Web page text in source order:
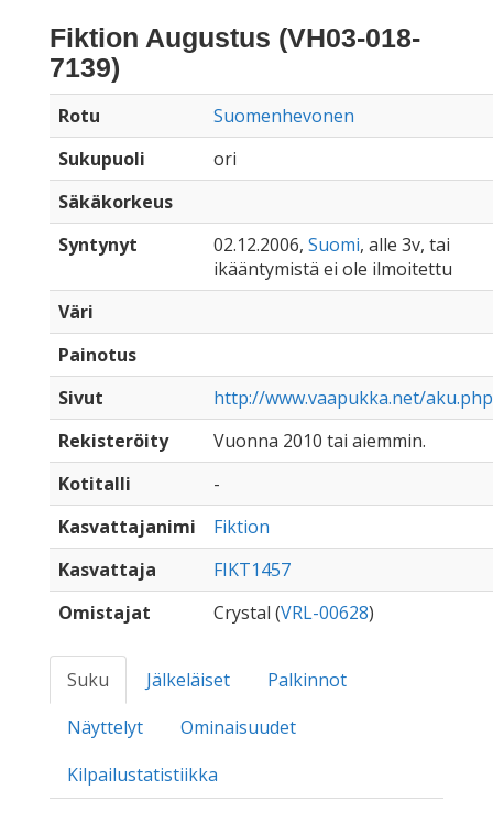
Fiktion Augustus (VH03-018-
7139)
Rotu
Suomenhevonen
Sukupuoli
ori
Säkäkorkeus
Syntynyt
02.12.2006, Suomi, alle 3v, tai
ikääntymistä ei ole ilmoitettu
Väri
Painotus
Sivut
http://www.vaapukka.net/aku.php
Rekisteröity
Vuonna 2010 tai aiemmin.
Kotitalli
-
Kasvattajanimi
Fiktion
Kasvattaja
FIKT1457
Omistajat
Crystal (VRL-00628)
Suku Jälkeläiset
Palkinnot
Näyttelyt
Ominaisuudet
Kilpailustatistiikka